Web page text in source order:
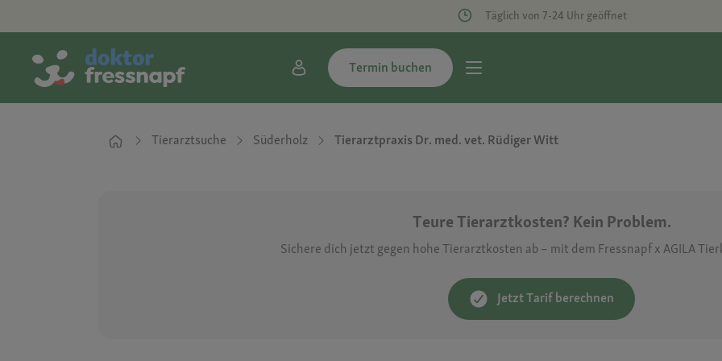
Täglich von 7-24 Uhr geöffnet
Termin buchen
Tierarztsuche Süderholz Tierarztpraxis Dr. med. vet. Rüdiger Witt
Teure Tierarztkosten? Kein Problem.
Sichere dich jetzt gegen hohe Tierarztkosten ab – mit dem Fressnapf x AGILA
Jetzt Tarif berechnen